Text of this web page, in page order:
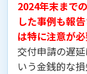
2024年末まで
した事例も報
は特に注意が
交付申請の遅
いう金銭的な損